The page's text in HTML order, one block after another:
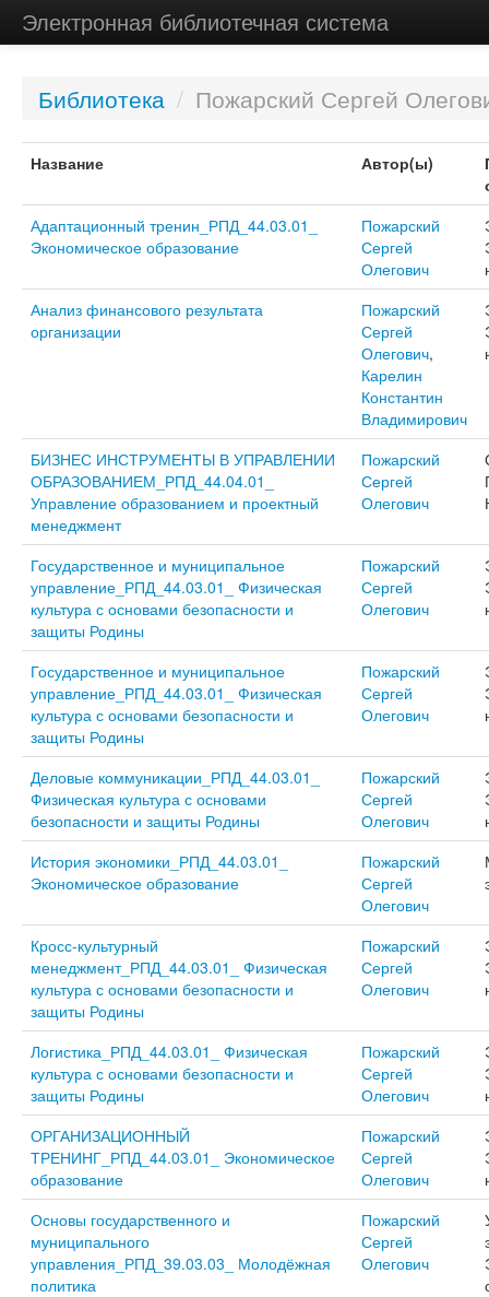
Электронная библиотечная система
Библиотека / Пожарский Сергей
Название Автор(ы)
Адаптационный тренин_РПД_44.03.01_
Экономическое образование
Пожарский
Сергей
Олегович
Анализ финансового результата
организации
Пожарский
Сергей
Олегович,
Карелин
Константин
Владимирович
БИЗНЕС ИНСТРУМЕНТЫ В УПРАВЛЕНИИ
ОБРАЗОВАНИЕМ_РПД_44.04.01_
Управление образованием и проектный
менеджмент
Пожарский
Сергей
Олегович
Государственное и муниципальное
управление_РПД_44.03.01_ Физическая
культура с основами безопасности и
защиты Родины
Пожарский
Сергей
Олегович
Государственное и муниципальное
управление_РПД_44.03.01_ Физическая
культура с основами безопасности и
защиты Родины
Пожарский
Сергей
Олегович
Деловые коммуникации_РПД_44.03.01_
Физическая культура с основами
безопасности и защиты Родины
Пожарский
Сергей
Олегович
История экономики_РПД_44.03.01_
Экономическое образование
Пожарский
Сергей
Олегович
Кросс-культурный
менеджмент_РПД_44.03.01_ Физическая
культура с основами безопасности и
защиты Родины
Пожарский
Сергей
Олегович
Логистика_РПД_44.03.01_ Физическая
культура с основами безопасности и
защиты Родины
Пожарский
Сергей
Олегович
ОРГАНИЗАЦИОННЫЙ
ТРЕНИНГ_РПД_44.03.01_ Экономическое
образование
Пожарский
Сергей
Олегович
Основы государственного и
муниципального
управления_РПД_39.03.03_ Молодёжная
политика
Пожарский
Сергей
Олегович